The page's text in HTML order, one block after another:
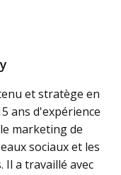
et stratège en
ans d'expérience
marketing de
sociaux et les
Il a travaillé avec